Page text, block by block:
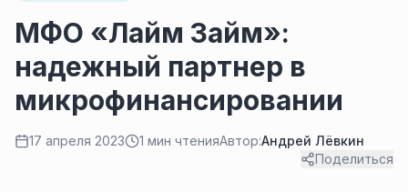
МФО «Лайм Займ»:
надежный партнер в
микрофинансировании
17 апреля 2023 1 мин чтенияАвтор:Андрей Лёвкин
Поделиться